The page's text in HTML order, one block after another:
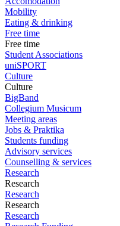
Mobility
Eating & drinking
Free time
Free time
Student Associations
uniSPORT
Culture
Culture
BigBand
Collegium Musicum
Meeting areas
Jobs & Praktika
Students funding
Advisory services
Counselling & services
Research
Research
Research
Research
Research